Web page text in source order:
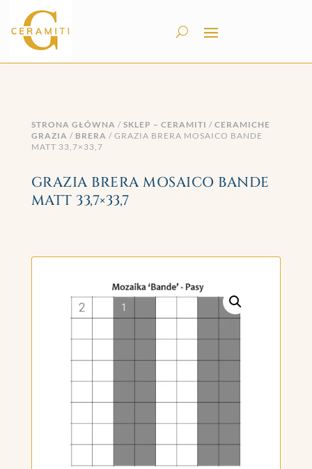
STRONA GŁÓWNA / SKLEP – CERAMITI / CERAMICHE
GRAZIA / BRERA / GRAZIA BRERA MOSAICO BANDE
MATT 33,7×33,7
GRAZIA BRERA MOSAICO BANDE
MATT 33,7×33,7